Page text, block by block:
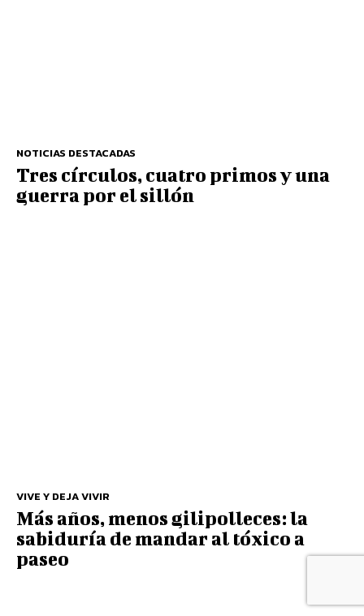
NOTICIAS DESTACADAS
Tres círculos, cuatro primos y una
guerra por el sillón
VIVE Y DEJA VIVIR
Más años, menos gilipolleces: la
sabiduría de mandar al tóxico a
paseo